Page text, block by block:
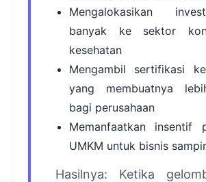
Mengalokasikan
banyak ke sektor
kesehatan
Mengambil sertifikasi
yang membuatnya
bagi perusahaan
Memanfaatkan insentif
UMKM untuk bisnis
Hasilnya: Ketika